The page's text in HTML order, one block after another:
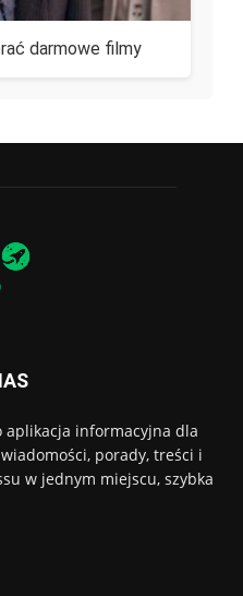
darmowe filmy
aplikacja informacyjna dla
porady, treści i
w jednym miejscu, szybka